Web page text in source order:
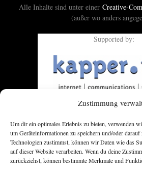
Zustimmung
Um dir ein optimales Erlebnis zu bieten, verwenden
um Geräteinformationen zu speichern und/oder
Technologien zustimmst, können wir Daten wie das
auf dieser Website verarbeiten. Wenn du deine
zurückziehst, können bestimmte Merkmale und
Alle Inhalte sind unter einer Creative-
(außer wo anders
Supported by: